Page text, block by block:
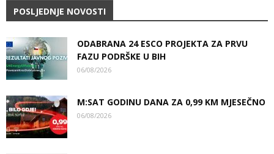
POSLJEDNJE NOVOSTI
ODABRANA 24 ESCO PROJEKTA ZA PRVU
FAZU PODRŠKE U BIH
06/08/2026
M:SAT GODINU DANA ZA 0,99 KM MJESEČNO
06/08/2026